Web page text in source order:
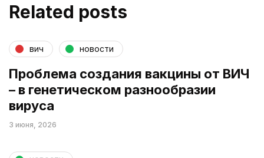
Related posts
вич новости
Проблема создания вакцины от ВИЧ
– в генетическом разнообразии
вируса
3 июня, 2026